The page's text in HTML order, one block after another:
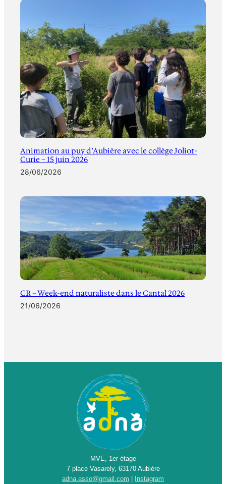
Animation au puy d’Aubière avec le collège Joliot-
Curie – 15 juin 2026
28/06/2026
CR – Week-end naturaliste dans le Cantal 2026
21/06/2026
MVE, 1er étage
7 place Vasarely, 63170 Aubière
adna.asso@gmail.com
Instagram